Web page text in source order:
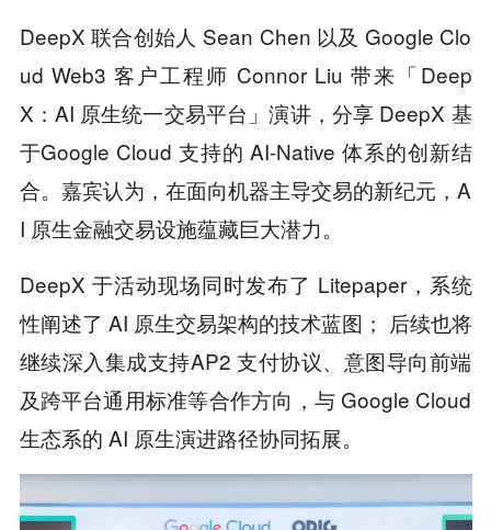
DeepX 联合创始人 Sean Chen 以及 Google Clo
ud Web3 客户工程师 Connor Liu 带来「Deep
X：AI 原生统一交易平台」演讲，分享 DeepX 基
于Google Cloud 支持的 AI-Native 体系的创新结
合。嘉宾认为，在面向机器主导交易的新纪元，A
I 原生金融交易设施蕴藏巨大潜力。
DeepX 于活动现场同时发布了 Litepaper，系统
性阐述了 AI 原生交易架构的技术蓝图； 后续也将
继续深入集成支持AP2 支付协议、意图导向前端
及跨平台通用标准等合作方向，与 Google Cloud
生态系的 AI 原生演进路径协同拓展。